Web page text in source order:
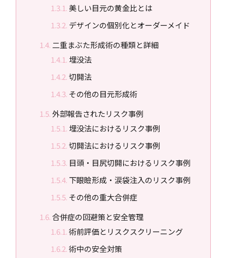
美しい目元の黄金比とは
デザインの個別化とオーダーメイド
二重まぶた形成術の種類と詳細
埋没法
切開法
その他の目元形成術
外部報告されたリスク事例
埋没法におけるリスク事例
切開法におけるリスク事例
目頭・目尻切開におけるリスク事例
下眼瞼形成・涙袋注入のリスク事例
その他の重大合併症
合併症の回避策と安全管理
術前評価とリスクスクリーニング
術中の安全対策